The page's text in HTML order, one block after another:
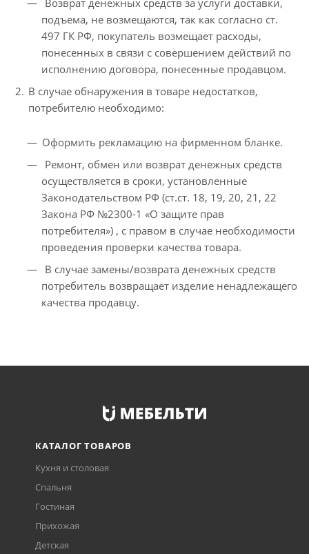
Возврат денежных средств за услуги доставки,
подъема, не возмещаются, так как согласно ст.
497 ГК РФ, покупатель возмещает расходы,
понесенных в связи с совершением действий по
исполнению договора, понесенные продавцом.
В случае обнаружения в товаре недостатков,
потребителю необходимо:
Оформить рекламацию на фирменном бланке.
Ремонт, обмен или возврат денежных средств
осуществляется в сроки, установленные
Законодательством РФ (ст.ст. 18, 19, 20, 21, 22
Закона РФ №2300-1 «О защите прав
потребителя») , с правом в случае необходимости
проведения проверки качества товара.
В случае замены/возврата денежных средств
потребитель возвращает изделие ненадлежащего
качества продавцу.
КАТАЛОГ ТОВАРОВ
Кухня и столовая
Спальня
Гостиная
Прихожая
Детская